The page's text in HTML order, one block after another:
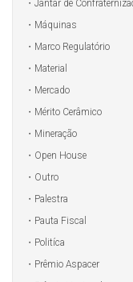
Jantar de
Máquinas
Marco Regulatório
Material
Mercado
Mérito Cerâmico
Mineração
Open House
Outro
Palestra
Pauta Fiscal
Politíca
Prêmio Aspacer